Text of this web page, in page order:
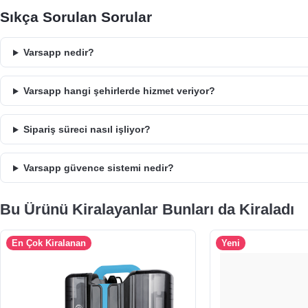
Sıkça Sorulan Sorular
Varsapp nedir?
Varsapp hangi şehirlerde hizmet veriyor?
Sipariş süreci nasıl işliyor?
Varsapp güvence sistemi nedir?
Bu Ürünü Kiralayanlar Bunları da Kiraladı
En Çok Kiralanan Yeni